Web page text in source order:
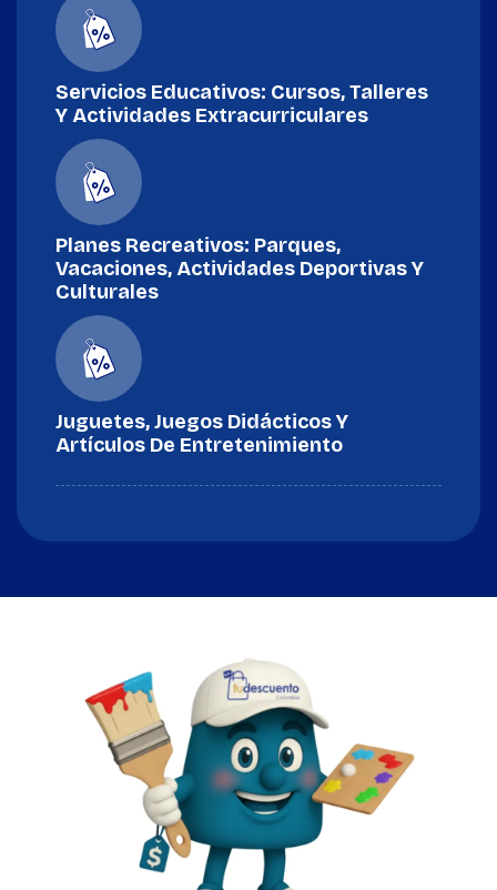
Servicios Educativos: Cursos, Talleres
Y Actividades Extracurriculares
Planes Recreativos: Parques,
Vacaciones, Actividades Deportivas Y
Culturales
Juguetes, Juegos Didácticos Y
Artículos De Entretenimiento